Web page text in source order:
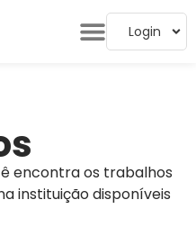
Login
encontra os trabalhos
instituição disponíveis